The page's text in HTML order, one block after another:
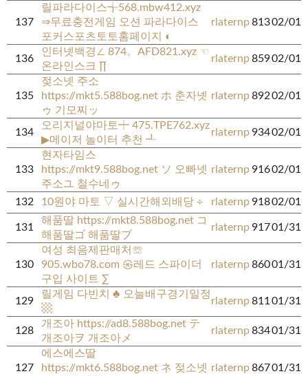
137
릴파라다이스╅568.mbw412.xyz
⇒무료충전게임 오션 파라다이스
포커스포츠토토홈페이지 ◐
rlaternp81302/01
136
인터넷백경∠ 874。AFD821.xyz ☜
온라인스크 ∏
rlaternp85902/01
135
젖소넷 주소
https://mkt5.588bog.net ホ 춘자넷
ゥ 기모찌ッ
rlaternp89202/01
134
오리지널야마토┿ 475.TPE762.xyz
▶메이저 놀이터 추천 ┹
rlaternp 93402/01
133
현자타임스
https://mkt9.588bog.net ソ 오빠넷
주소ユ 철수네ゥ
rlaternp 91602/01
132 10원야 마토 ▽ 실시간해외배당 ÷ rlaternp 91802/01
131
해품딸 https://mkt8.588bog.net コ
해품딸ゴ 해품딸ブ
rlaternp 91701/31
130
여성 최음제판매처☏
905.wbo78.com ㉿레드 스파이더
구입 사이트 ∑
rlaternp86001/31
129
릴게임 다빈치 ♣ 오늘배구경기일정
▩
rlaternp811 01/31
128
개조아 https://ad8.588bog.net テ
개조아ヲ 개조아メ
rlaternp83401/31
127
에스에스딸
https://mkt6.588bog.net ネ 젖소넷 rlaternp86701/31